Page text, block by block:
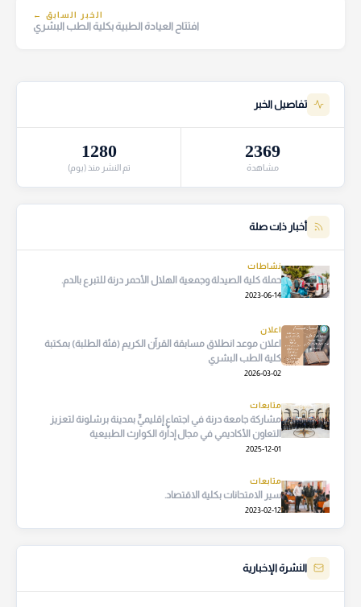
الخبر السابق ←
افتتاح العيادة الطبية بكلية الطب البشري
تفاصيل الخبر
2369
مشاهدة
1280
تم النشر منذ (يوم)
أخبار ذات صلة
نشاطات
حملة كلية الصيدلة وجمعية الهلال الأحمر درنة للتبرع بالدم.
2023-06-14
اعلان
اعلان موعد انطلاق مسابقة القرآن الكريم (فئة الطلبة) بمكتبة
كلية الطب البشري
2026-03-02
متابعات
مشاركة جامعة درنة في اجتماعٍ إقليميٍّ بمدينة برشلونة لتعزيز
التعاون الأكاديمي في مجال إدارة الكوارث الطبيعية
2025-12-01
متابعات
سير الامتحانات بكلية الاقتصاد.
2023-02-12
النشرة الإخبارية